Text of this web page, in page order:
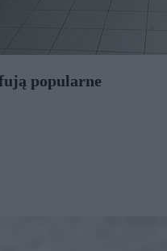
popularne